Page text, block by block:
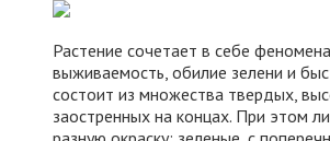
Растение сочетает в себе
выживаемость, обилие зелени и
состоит из множества твердых,
заостренных на концах. При этом